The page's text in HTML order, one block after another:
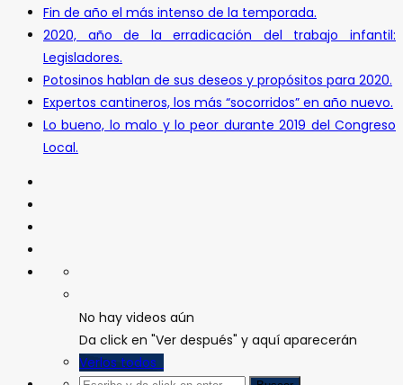
Fin de año el más intenso de la temporada.
2020, año de la erradicación del trabajo infantil:
Legisladores.
Potosinos hablan de sus deseos y propósitos para 2020.
Expertos cantineros, los más “socorridos” en año nuevo.
Lo bueno, lo malo y lo peor durante 2019 del Congreso
Local.
No hay videos aún
Da click en "Ver después" y aquí aparecerán
Verlos todos